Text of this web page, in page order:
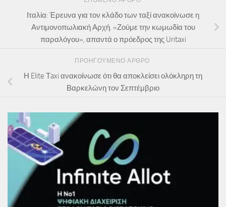
Ιταλία: Έρευνα για τον κλάδο των ταξί ανακοίνωσε η
Αντιμονοπωλιακή Αρχή. «Ζούμε την κωμωδία του
παραλόγου», απαντά ο πρόεδρος της Uritaxi
ΠΡΟΗΓΟΎΜΕΝΟ ΆΡΘΡΟ
Η Elite Τaxi ανακοίνωσε ότι θα αποκλείσει ολόκληρη τη
Βαρκελώνη τον Σεπτέμβριο